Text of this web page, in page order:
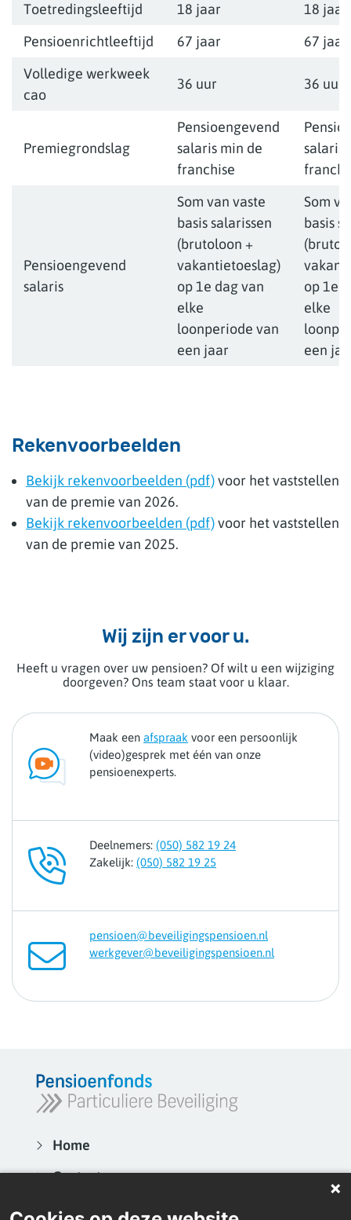
Toetredingsleeftijd
18 jaar
18 jaar
Pensioenrichtleeftijd
67 jaar
67 jaar
Volledige werkweek
cao
36 uur 36 uur
Premiegrondslag
Pensioengevend
salaris min de
franchise
salaris
Pensioengevend
salaris
Som van vaste
basis salarissen
(brutoloon +
vakantietoeslag)
op 1e dag van
elke
loonperiode van
een jaar
Som
basis
op 1e
elke
een
Rekenvoorbeelden
Bekijk rekenvoorbeelden (pdf)voor het vaststellen
van de premie van 2026.
Bekijk rekenvoorbeelden (pdf)voor het vaststellen
van de premie van 2025.
Wij zijn er voor u.
Heeft u vragen over uw pensioen? Of wilt u een wijziging
doorgeven? Ons team staat voor u klaar.
Maak een afspraak voor een persoonlijk
(video)gesprek met één van onze
pensioenexperts.
Deelnemers: (050) 582 19 24
Zakelijk: (050) 582 19 25
pensioen@beveiligingspensioen.nl
werkgever@beveiligingspensioen.nl
Home
Contact
Actueel